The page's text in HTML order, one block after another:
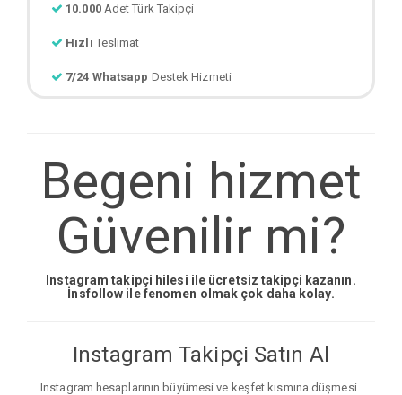
10.000 Adet Türk Takipçi
Hızlı Teslimat
7/24 Whatsapp Destek Hizmeti
Begeni hizmet
Güvenilir mi?
Instagram takipçi hilesi ile ücretsiz takipçi kazanın.
İnsfollow ile fenomen olmak çok daha kolay.
Instagram Takipçi Satın Al
Instagram hesaplarının büyümesi ve keşfet kısmına düşmesi